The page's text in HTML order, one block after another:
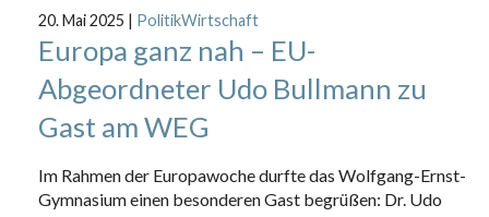
20. Mai 2025 | PolitikWirtschaft
Europa ganz nah – EU-
Abgeordneter Udo Bullmann zu
Gast am WEG
Im Rahmen der Europawoche durfte das Wolfgang-Ernst-
Gymnasium einen besonderen Gast begrüßen: Dr. Udo